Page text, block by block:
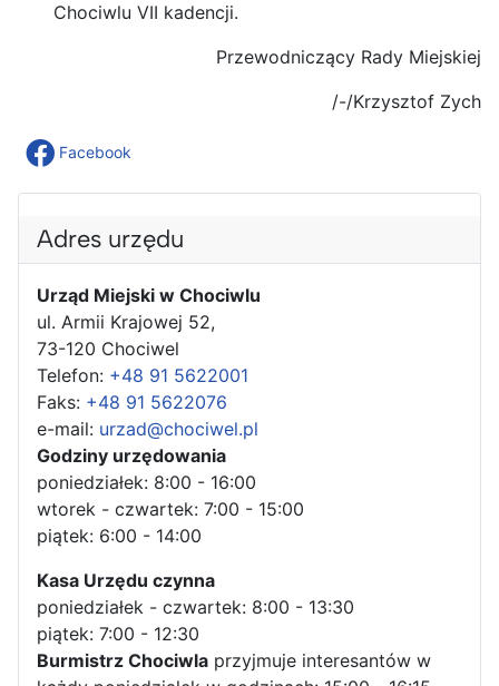
Chociwlu VII kadencji.
Przewodniczący Rady Miejskiej
/-/Krzysztof Zych
Facebook
Adres urzędu
Urząd Miejski w Chociwlu
ul. Armii Krajowej 52,
73-120 Chociwel
Telefon: +48 91 5622001
Faks: +48 91 5622076
e-mail: urzad@chociwel.pl
Godziny urzędowania
poniedziałek: 8:00 - 16:00
wtorek - czwartek: 7:00 - 15:00
piątek: 6:00 - 14:00
Kasa Urzędu czynna
poniedziałek - czwartek: 8:00 - 13:30
piątek: 7:00 - 12:30
Burmistrz Chociwla przyjmuje interesantów w